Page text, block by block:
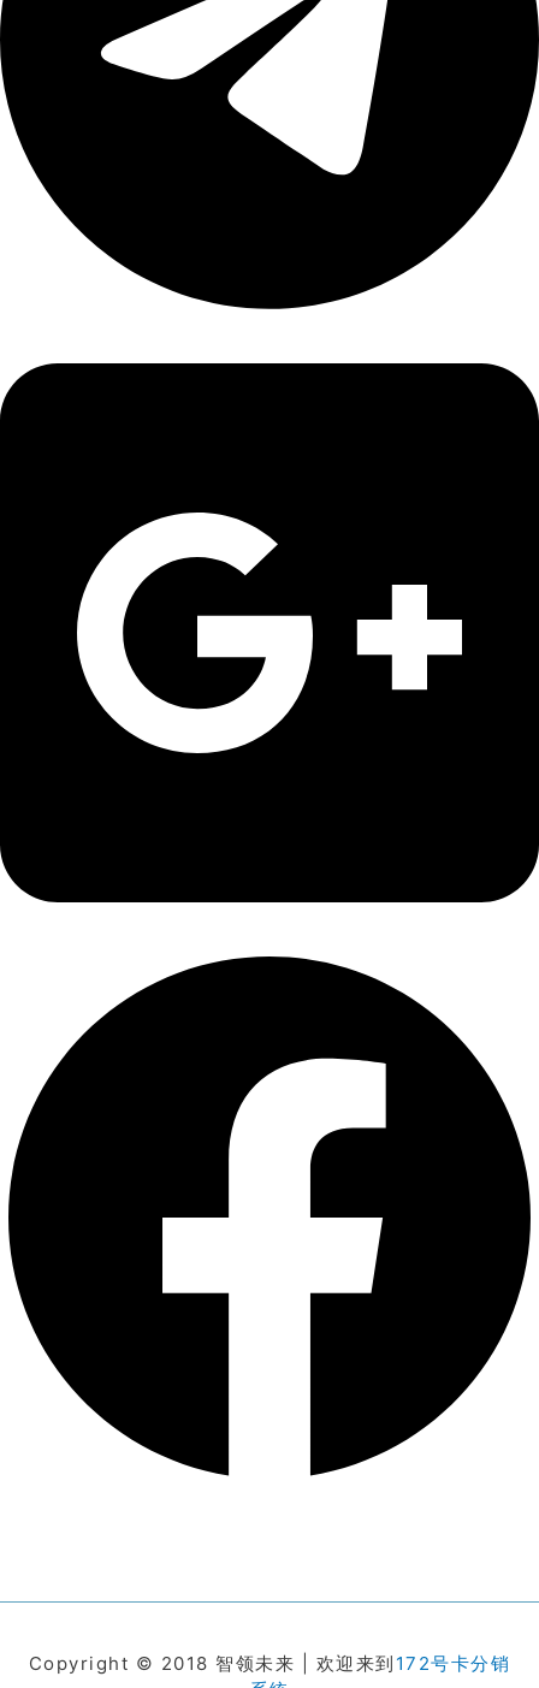
Copyright © 2018 智领未来 | 欢迎来到 172号卡分销